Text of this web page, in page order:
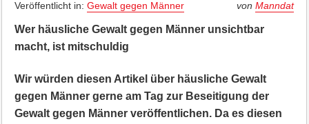
Veröffentlicht in: Gewalt gegen Männer vonManndat
Wer häusliche Gewalt gegen Männer unsichtbar
macht, ist mitschuldig
Wir würden diesen Artikel über häusliche Gewalt
gegen Männer gerne am Tag zur Beseitigung der
Gewalt gegen Männer veröffentlichen. Da es diesen